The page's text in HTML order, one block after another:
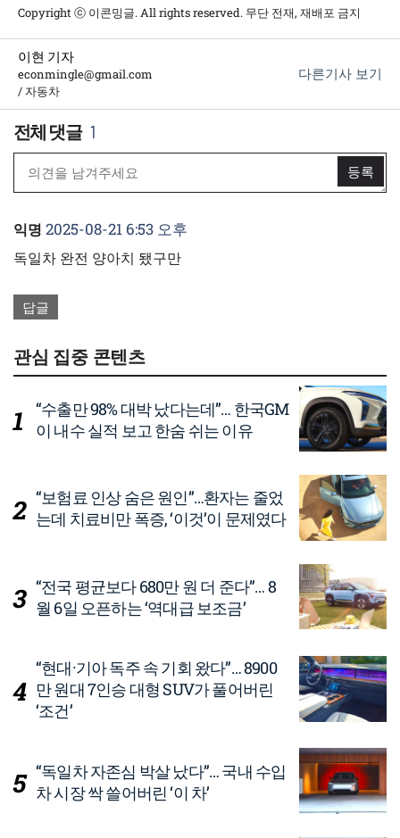
Copyright ⓒ 이콘밍글. All rights reserved. 무단 전재, 재배포 금지
이현 기자
econmingle@gmail.com
/ 자동차
다른기사 보기
1
익명 2025-08-21 6:53 오후
독일차 완전 양아치 됐구만
답글
관심 집중 콘텐츠
“수출만 98% 대박 났다는데”… 한국GM
이 내수 실적 보고 한숨 쉬는 이유
“보험료 인상 숨은 원인”…환자는 줄었
는데 치료비만 폭증, ‘이것’이 문제였다
“전국 평균보다 680만 원 더 준다”… 8
월 6일 오픈하는 ‘역대급 보조금’
“현대·기아 독주 속 기회 왔다”… 8900
만 원대 7인승 대형 SUV가 풀어버린
‘조건’
“독일차 자존심 박살 났다”… 국내 수입
차 시장 싹 쓸어버린 ‘이 차’